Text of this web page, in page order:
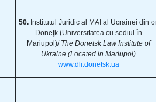
50. Institutul Juridic al MAI al Ucrainei din or.
Doneţk (Universitatea cu sediul în
Mariupol)/The Donetsk Law Institute of
Ukraine (Located in Mariupol)
www.dli.donetsk.ua